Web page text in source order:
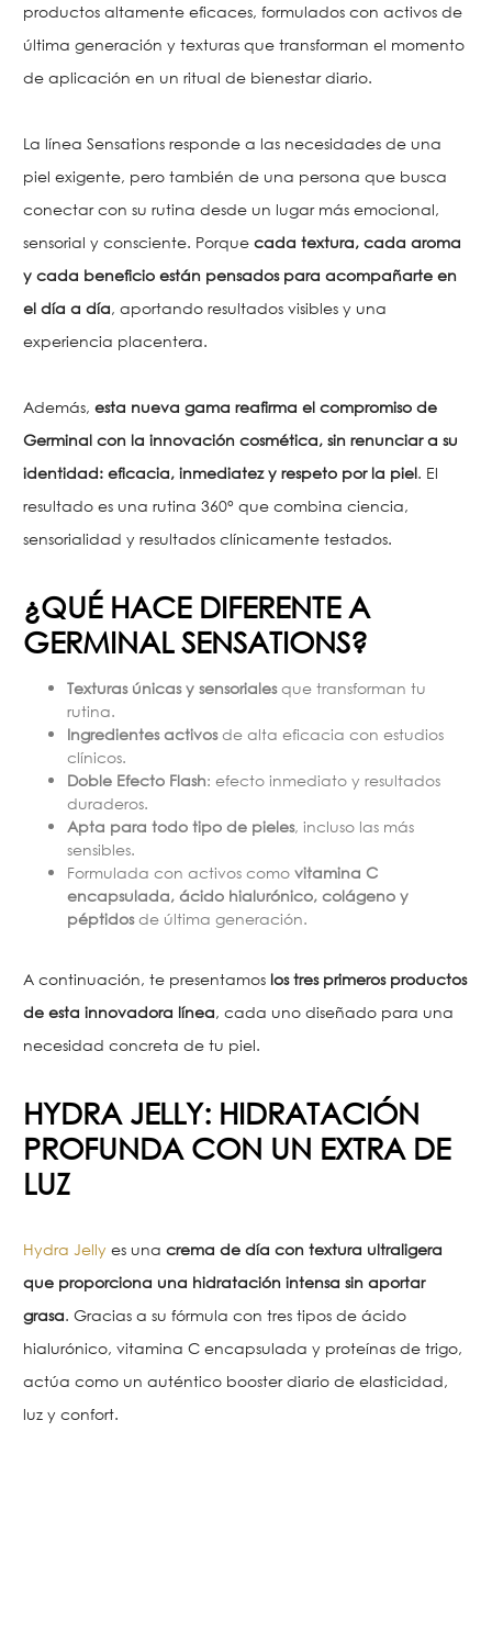
productos altamente eficaces, formulados con activos de
última generación y texturas que transforman el momento
de aplicación en un ritual de bienestar diario.
La línea Sensations responde a las necesidades de una
piel exigente, pero también de una persona que busca
conectar con su rutina desde un lugar más emocional,
sensorial y consciente. Porque cada textura, cada aroma
y cada beneficio están pensados para acompañarte en
el día a día, aportando resultados visibles y una
experiencia placentera.
Además, esta nueva gama reafirma el compromiso de
Germinal con la innovación cosmética, sin renunciar a su
identidad: eficacia, inmediatez y respeto por la piel. El
resultado es una rutina 360° que combina ciencia,
sensorialidad y resultados clínicamente testados.
¿QUÉ HACE DIFERENTE A
GERMINAL SENSATIONS?
Texturas únicas y sensorialesque transforman tu
rutina.
Ingredientes activosde alta eficacia con estudios
clínicos.
Doble Efecto Flash: efecto inmediato y resultados
duraderos.
Apta para todo tipo de pieles, incluso las más
sensibles.
Formulada con activos como vitamina C
encapsulada, ácido hialurónico, colágeno y
péptidosde última generación.
A continuación, te presentamos los tres primeros productos
de esta innovadora línea, cada uno diseñado para una
necesidad concreta de tu piel.
HYDRA JELLY: HIDRATACIÓN
PROFUNDA CON UN EXTRA DE
LUZ
Hydra Jellyes una crema de día con textura ultraligera
que proporciona una hidratación intensa sin aportar
grasa. Gracias a su fórmula con tres tipos de ácido
hialurónico, vitamina C encapsulada y proteínas de trigo,
actúa como un auténtico booster diario de elasticidad,
luz y confort.